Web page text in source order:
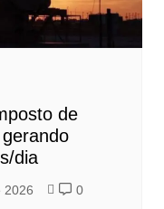
de
gerando
dia
2026 0